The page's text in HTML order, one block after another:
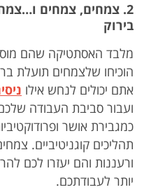
2. צמחים, צמחים
בירוק
מלבד האסתטיקה שהם
הוכיחו שלצמחים תועלת
אתם יכולים לנחש אילו
ועבור סביבת העבודה
כמגבירת אושר
תהליכים קוגניטיביים.
ורעננות והם יעזרו לכם
יותר לעבודתכם.